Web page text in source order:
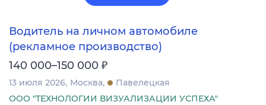
Водитель на личном автомобиле
(рекламное производство)
140 000–150 000 ₽
13 июля 2026 Москва
Павелецкая
ООО "ТЕХНОЛОГИИ ВИЗУАЛИЗАЦИИ УСПЕХА"